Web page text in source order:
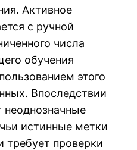
Активное
с ручной
числа
обучения
этого
Впоследствии
истинные метки
требует проверки